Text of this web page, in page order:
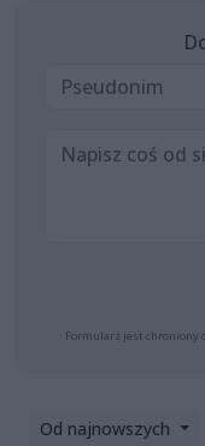
Formularz jest chroniony
Od najnowszych